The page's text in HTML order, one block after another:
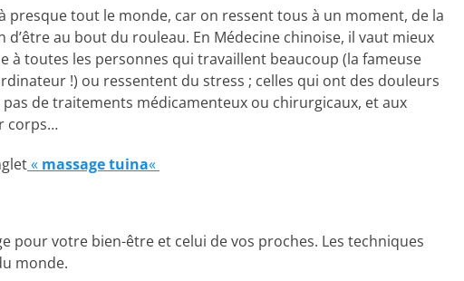
presque tout le monde, car on ressent tous à un moment, de la
d’être au bout du rouleau. En Médecine chinoise, il vaut mieux
à toutes les personnes qui travaillent beaucoup (la fameuse
!) ou ressentent du stress ; celles qui ont des douleurs
de traitements médicamenteux ou chirurgicaux, et aux
corps…
« massage tuina«
pour votre bien-être et celui de vos proches. Les techniques
monde.